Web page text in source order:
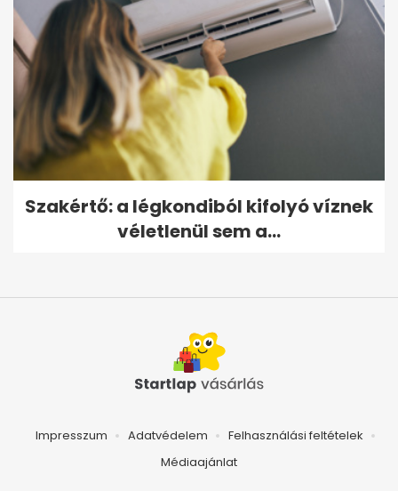
Szakértő: a légkondiból kifolyó víznek
véletlenül sem a...
Impresszum Adatvédelem
Felhasználási feltételek
Médiaajánlat